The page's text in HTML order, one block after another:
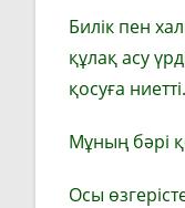
Билік пен
құлақ асу
қосуға ниетті.
Мұның бәрі
Осы